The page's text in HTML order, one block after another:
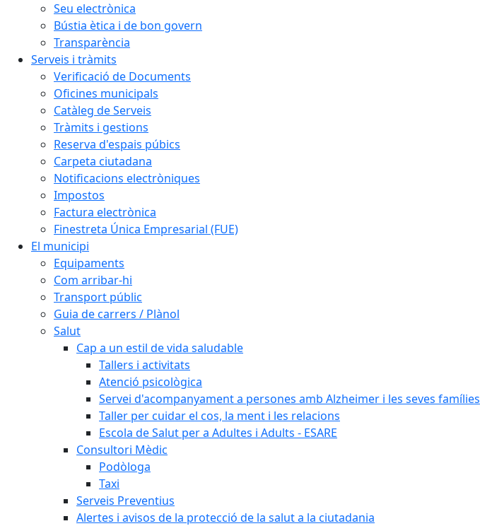
Seu electrònica
Bústia ètica i de bon govern
Transparència
Serveis i tràmits
Verificació de Documents
Oficines municipals
Catàleg de Serveis
Tràmits i gestions
Reserva d'espais púbics
Carpeta ciutadana
Notificacions electròniques
Impostos
Factura electrònica
Finestreta Única Empresarial (FUE)
El municipi
Equipaments
Com arribar-hi
Transport públic
Guia de carrers / Plànol
Salut
Cap a un estil de vida saludable
Tallers i activitats
Atenció psicològica
Servei d'acompanyament a persones amb Alzheimer i les seves famílies
Taller per cuidar el cos, la ment i les relacions
Escola de Salut per a Adultes i Adults - ESARE
Consultori Mèdic
Podòloga
Taxi
Serveis Preventius
Alertes i avisos de la protecció de la salut a la ciutadania